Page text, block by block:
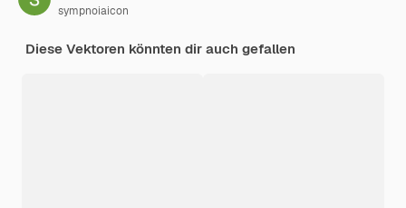
sympnoiaicon
Diese Vektoren könnten dir auch gefallen